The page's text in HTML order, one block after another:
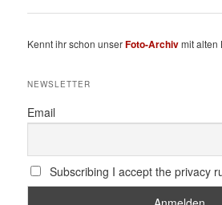
Kennt ihr schon unserFoto-Archivmit alten
NEWSLETTER
Email
Subscribing I accept the privacy